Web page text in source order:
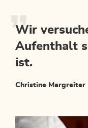
Wir
Aufenthalt
ist.
Christine Margreiter